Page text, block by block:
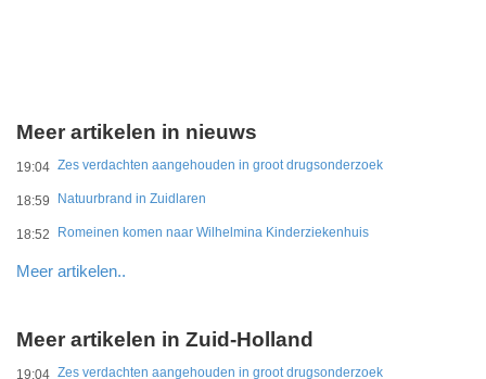
Meer artikelen in nieuws
19:04 Zes verdachten aangehouden in groot drugsonderzoek
18:59 Natuurbrand in Zuidlaren
18:52 Romeinen komen naar Wilhelmina Kinderziekenhuis
Meer artikelen..
Meer artikelen in Zuid-Holland
19:04 Zes verdachten aangehouden in groot drugsonderzoek